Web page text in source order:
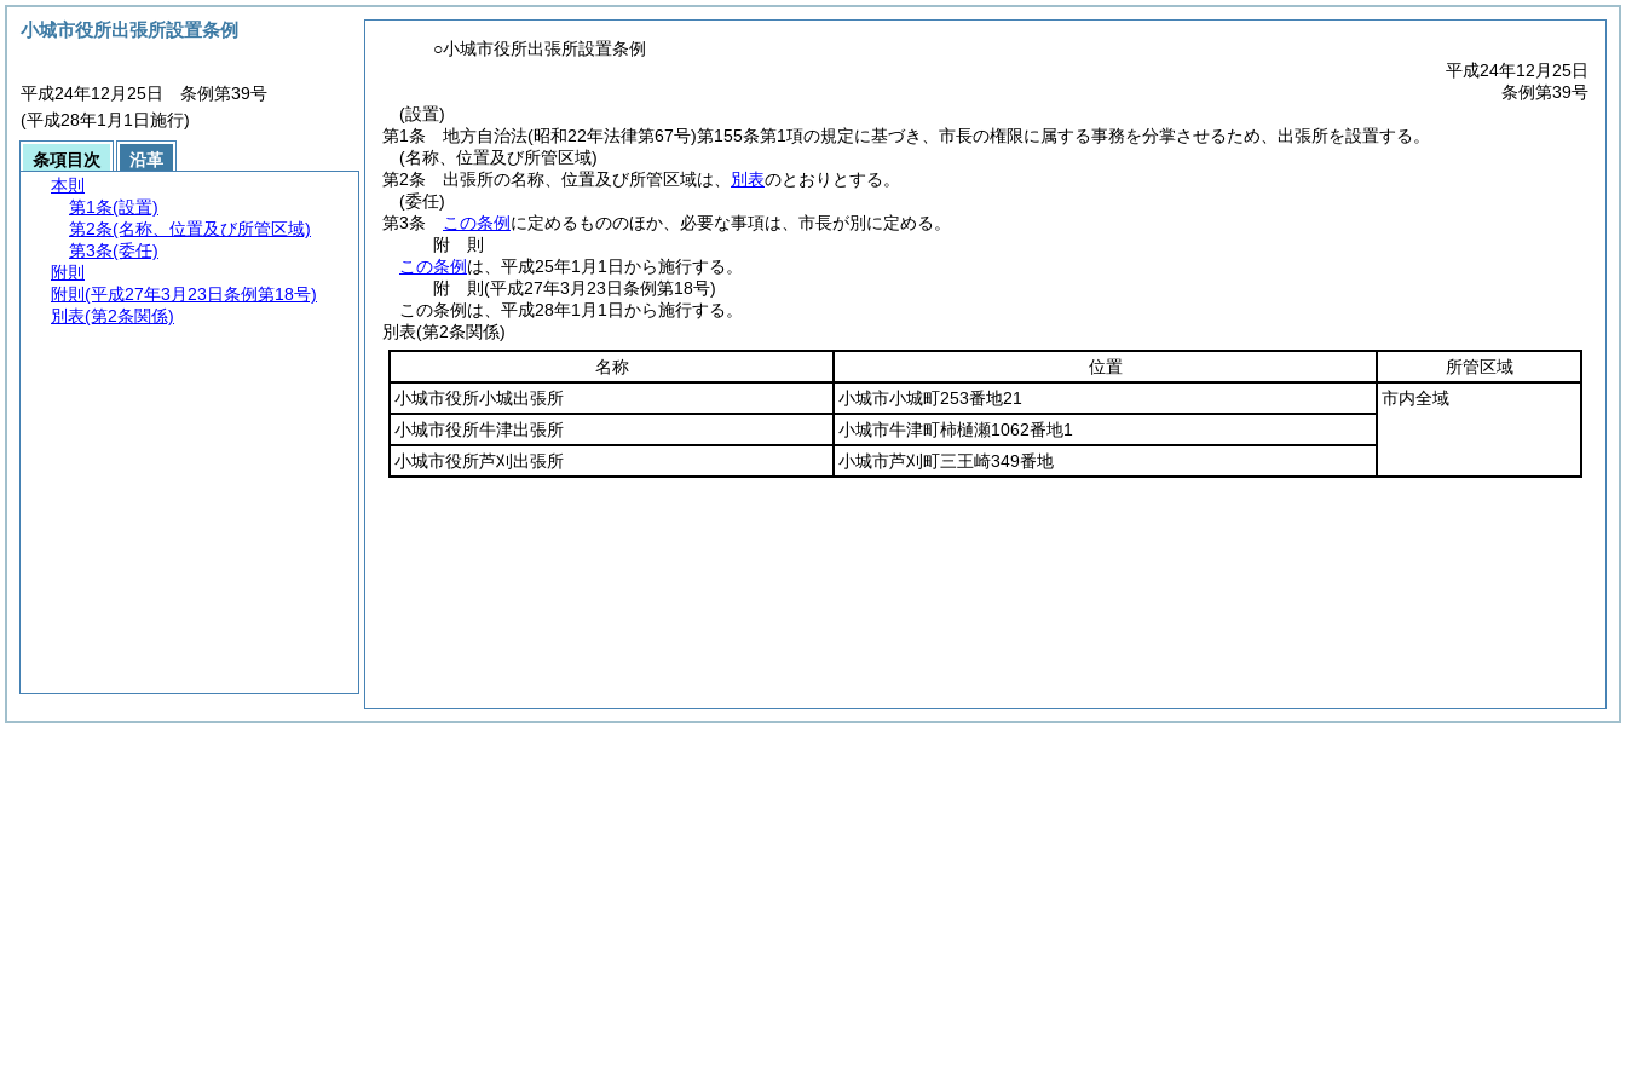
○小城市役所出張所設置条例
平成24年12月25日
条例第39号
(設置)
第1条
地方自治法(昭和22年法律第67号)第155条第1項の規定に基づき、市長の権限に属する事務を分掌させるため、出張所を設置する。
(名称、位置及び所管区域)
第2条
出張所の名称、位置及び所管区域は、 別表のとおりとする。
(委任)
第3条
この条例 に定めるもののほか、必要な事項は、市長が別に定める。
附 則
この条例 は、平成25年1月1日から施行する。
附 則(平成27年3月23日条例第18号)
この条例は、平成28年1月1日から施行する。
別表(第2条関係)
名称
位置
所管区域
小城市役所小城出張所
小城市小城町253番地21
市内全域
小城市役所牛津出張所
小城市牛津町柿樋瀬1062番地1
小城市役所芦刈出張所
小城市芦刈町三王崎349番地
小城市役所出張所設置条例
平成24年12月25日 条例第39号
(平成28年1月1日施行)
条項目次
沿革
本則
第1条(設置)
第2条(名称、位置及び所管区域)
第3条(委任)
附則
附則 (平成27年3月23日条例第18号)
別表(第2条関係)